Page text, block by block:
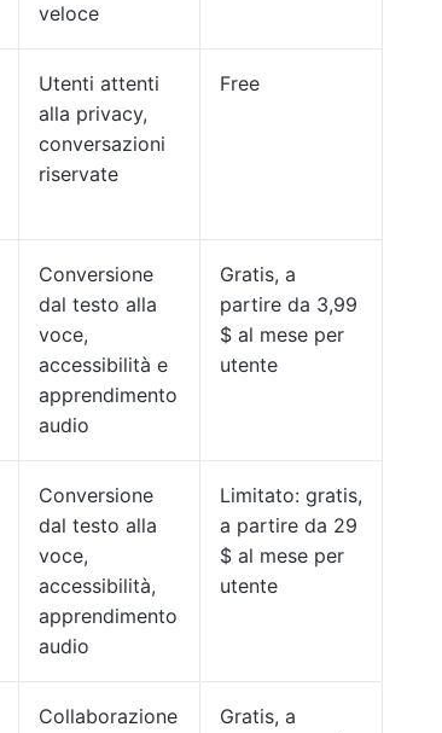
veloce
Utenti attenti
alla privacy,
conversazioni
riservate
Free
Conversione
dal testo alla
voce,
accessibilità e
apprendimento
audio
Gratis, a
partire da 3,99
$ al mese per
utente
Conversione
dal testo alla
voce,
accessibilità,
apprendimento
audio
Limitato: gratis,
a partire da 29
$ al mese per
utente
Collaborazione
Gratis, a